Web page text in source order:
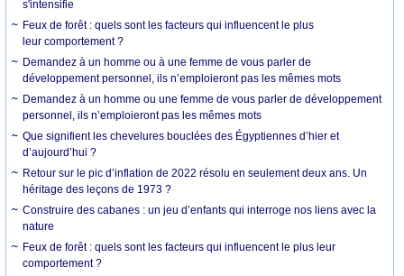
s'intensifie
Feux de forêt : quels sont les facteurs qui influencent le plus
leur comportement ?
Demandez à un homme ou à une femme de vous parler de
développement personnel, ils n’emploieront pas les mêmes mots
Demandez à un homme ou une femme de vous parler de développement
personnel, ils n’emploieront pas les mêmes mots
Que signifient les chevelures bouclées des Égyptiennes d’hier et
d’aujourd’hui ?
Retour sur le pic d’inflation de 2022 résolu en seulement deux ans. Un
héritage des leçons de 1973 ?
Construire des cabanes : un jeu d’enfants qui interroge nos liens avec la
nature
Feux de forêt : quels sont les facteurs qui influencent le plus leur
comportement ?